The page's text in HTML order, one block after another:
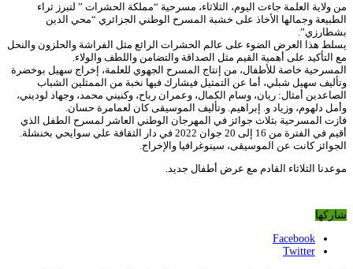
من ولاية العلمة جاءت اليوم، الثلاثاء، مسرحية “مملكة الحشرات ” لتبرز ثراء
الطبيعة وجمالها الأخاذ على خشبة المسرح الوطني الجزائري “محي الدين
بشطارزي”.
يسلط هذا العرض الضوء على عالم الحشرات الرائع مثل الفراشة والحلزون والنحل
مع التأكيد على أهمية القيم مثل الصداقة والتضامن واللطف والولاء.
المسرحية خاصة للأطفال، من إنتاج المسرح الجهوي للعلمة، إخراج سهيل بوخضرة
وتأليف سهيل شبلي، أما عن التمثيل فيشارك فيها نخبة من الممثلين الشباب
الصاعدين أمثال: ريان، وسام الكمال، وعمران رباح، وكنيني محمد، وجهاد لوديني،
وأمل دلهوم، وزياد و. إبراهيم. وتأليف الموسيقى كان لعمامرة حسان.
فازت المسرحية بثلاث جوائز في المهرجان الوطني العاشر لمسرح الطفل الذي
أقيم في الفترة من 16 إلى 20 جوان 2022 في دار الثقافة علي سوايحي بخنشلة.
الجوائز كانت عن الموسيقى، سينوغرافيا والإخراج.
موعدنا الثلاثاء القادم مع عرض أطفال جديد.
شاركها
Facebook
Twitter